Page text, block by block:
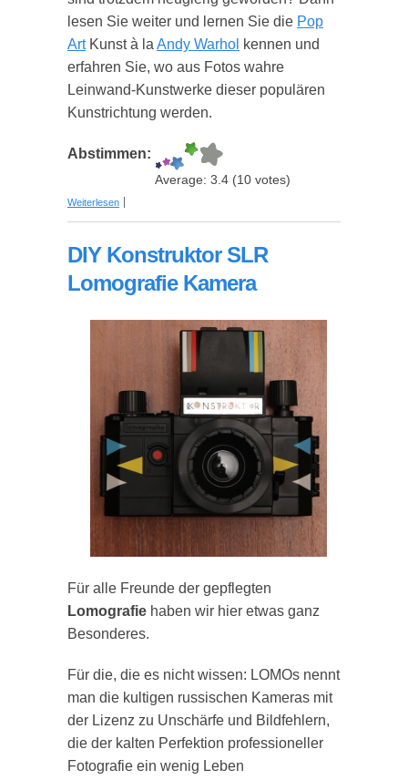
lesen Sie weiter und lernen Sie die Pop
ArtKunst à la Andy Warhol kennen und
erfahren Sie, wo aus Fotos wahre
Leinwand-Kunstwerke dieser populären
Kunstrichtung werden.
Abstimmen:
Average: 3.4 (10 votes)
Weiterlesen über Pop Art Bilder von Fotovorlage - eine
DIY Konstruktor SLR
Lomografie Kamera
Für alle Freunde der gepflegten
Lomografie haben wir hier etwas ganz
Besonderes.
Für die, die es nicht wissen: LOMOs nennt
man die kultigen russischen Kameras mit
der Lizenz zu Unschärfe und Bildfehlern,
die der kalten Perfektion professioneller
Fotografie ein wenig Leben